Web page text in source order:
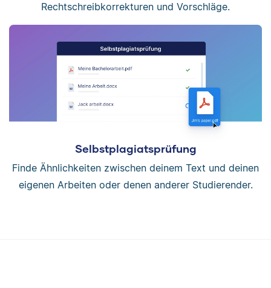
Rechtschreibkorrekturen und Vorschläge.
Selbstplagiatsprüfung
Finde Ähnlichkeiten zwischen deinem Text und deinen
eigenen Arbeiten oder denen anderer Studierender.